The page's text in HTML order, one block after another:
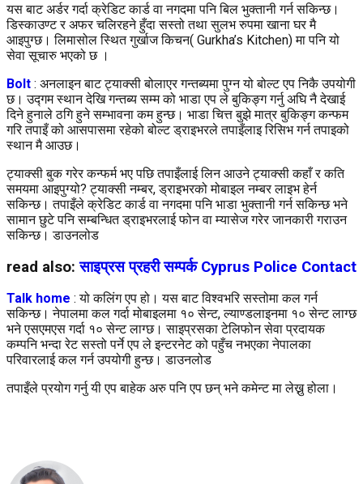
यस बाट अर्डर गर्दा क्रेडिट कार्ड वा नगदमा पनि बिल भुक्तानी गर्न सकिन्छ।
डिस्काउण्ट र अफर चलिरहने हुँदा सस्तो तथा सुलभ रुपमा खाना घर मै
आइपुग्छ। लिमासोल स्थित गुर्खाज किचन( Gurkha’s Kitchen) मा पनि यो
सेवा सूचारु भएको छ ।
Bolt : अनलाइन बाट ट्याक्सी बोलाएर गन्तब्यमा पुग्न यो बोल्ट एप निकै उपयोगी
छ। उद्गम स्थान देखि गन्तब्य सम्म को भाडा एप ले बुकिङ्ग गर्नु अघि नै देखाई
दिने हुनाले ठगि हुने सम्भावना कम हुन्छ। भाडा चित्त बुझे मात्र बुकिङ्ग कन्फम
गरि तपाइँ को आसपासमा रहेको बोल्ट ड्राइभरले तपाइँलाइ रिसिभ गर्न तपाइको
स्थान मै आउछ।
ट्याक्सी बुक गरेर कन्फर्म भए पछि तपाइँलाई लिन आउने ट्याक्सी कहाँ र कति
समयमा आइपुग्यो? ट्याक्सी नम्बर, ड्राइभरको मोबाइल नम्बर लाइभ हेर्न
सकिन्छ। तपाइँले क्रेडिट कार्ड वा नगदमा पनि भाडा भुक्तानी गर्न सकिन्छ भने
सामान छुटे पनि सम्बन्धित ड्राइभरलाई फोन वा म्यासेज गरेर जानकारी गराउन
सकिन्छ। डाउनलोड
read also:साइप्रस प्रहरी सम्पर्क Cyprus Police Contact
Talk home : यो कलिंग एप हो। यस बाट विश्वभरि सस्तोमा कल गर्न
सकिन्छ। नेपालमा कल गर्दा मोबाइलमा १० सेन्ट, ल्याण्डलाइनमा १० सेन्ट लाग्छ
भने एसएमएस गर्दा १० सेन्ट लाग्छ। साइप्रसका टेलिफोन सेवा प्रदायक
कम्पनि भन्दा रेट सस्तो पर्ने एप ले इन्टरनेट को पहुँच नभएका नेपालका
परिवारलाई कल गर्न उपयोगी हुन्छ। डाउनलोड
तपाइँले प्रयोग गर्नु यी एप बाहेक अरु पनि एप छन् भने कमेन्ट मा लेख्नु होला।